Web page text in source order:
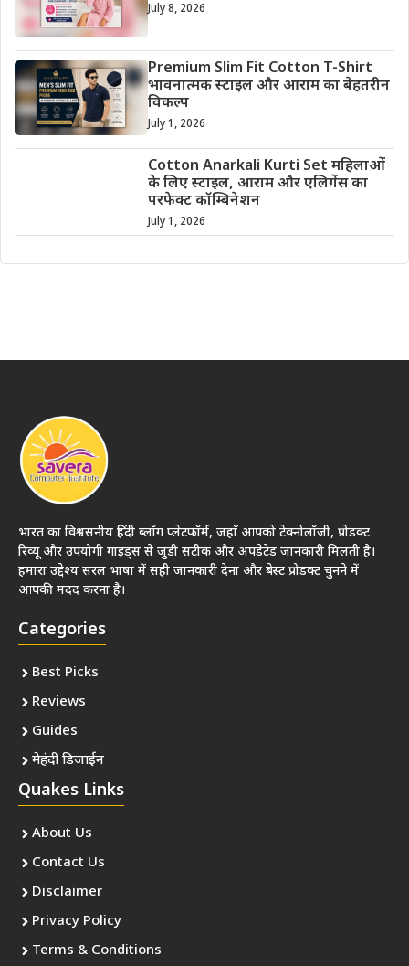
July 8, 2026
Premium Slim Fit Cotton T-Shirt
भावनात्मक स्टाइल और आराम का बेहतरीन
विकल्प
July 1, 2026
Cotton Anarkali Kurti Set महिलाओं
के लिए स्टाइल, आराम और एलिगेंस का
परफेक्ट कॉम्बिनेशन
July 1, 2026
भारत का विश्वसनीय हिंदी ब्लॉग प्लेटफॉर्म, जहाँ आपको टेक्नोलॉजी, प्रोडक्ट
रिव्यू और उपयोगी गाइड्स से जुड़ी सटीक और अपडेटेड जानकारी मिलती है।
हमारा उद्देश्य सरल भाषा में सही जानकारी देना और बेस्ट प्रोडक्ट चुनने में
आपकी मदद करना है।
Categories
Best Picks
Reviews
Guides
मेहंदी डिजाईन
Quakes Links
About Us
Contact Us
Disclaimer
Privacy Policy
Terms & Conditions